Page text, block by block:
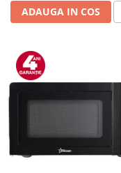
ADAUGA IN COS